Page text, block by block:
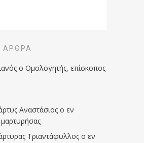
ΆΡΘΡΑ
ο Ομολογητής, επίσκοπος
Αναστάσιος ο εν
Τριαντάφυλλος ο εν